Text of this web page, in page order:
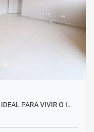
PARA VIVIR O I…